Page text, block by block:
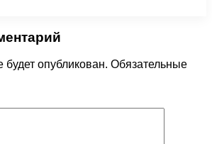
опубликован. Обязательные